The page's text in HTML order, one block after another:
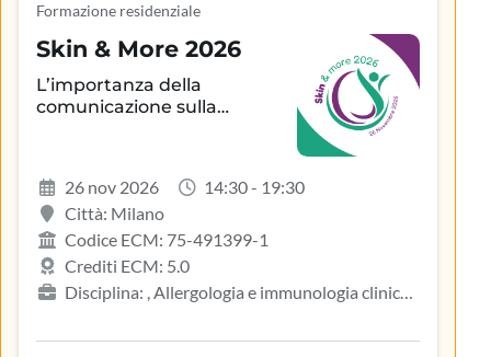
Formazione residenziale
Skin & More 2026
L’importanza della
comunicazione sulla
dermatologica
26 nov 2026
14:30 - 19:30
Città: Milano
Codice ECM: 75-491399-1
Crediti ECM: 5.0
Disciplina: , Allergologia e immunologia clinica,
Medicina del lavoro e sicurezza degli ambienti di